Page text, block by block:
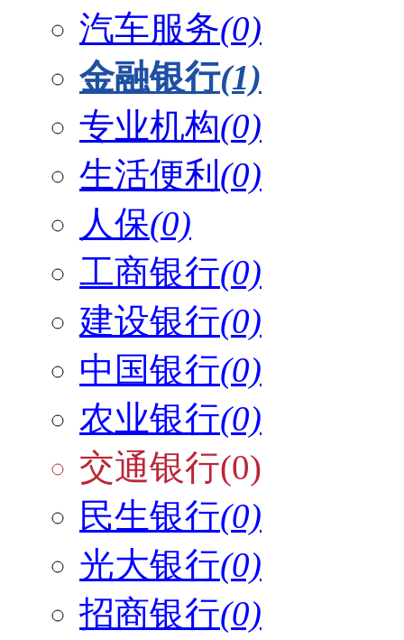
汽车服务(0)
金融银行(1)
专业机构(0)
生活便利 (0)
人保(0)
工商银行(0)
建设银行(0)
中国银行(0)
农业银行(0)
交通银行(0)
民生银行(0)
光大银行(0)
招商银行(0)